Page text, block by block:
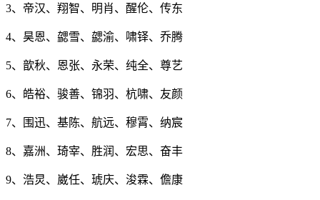
3、帝汉、翔智、明肖、醒伦、传东
4、昊恩、勰雪、勰渝、啸铎、乔腾
5、歆秋、恩张、永荣、纯全、尊艺
6、皓裕、骏善、锦羽、杭啸、友颜
7、围迅、基陈、航远、穆霄、纳宸
8、嘉洲、琦宰、胜润、宏思、奋丰
9、浩炅、崴任、琥庆、浚霖、儋康